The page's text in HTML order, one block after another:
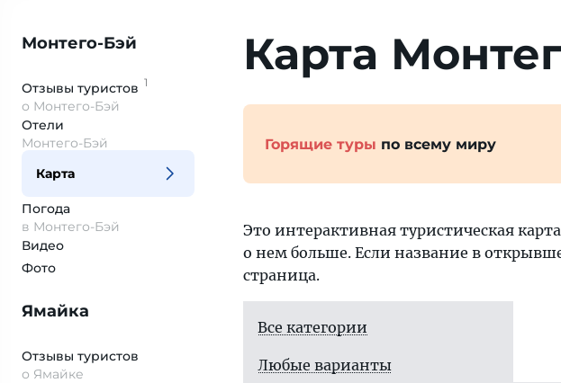
Монтего-Бэй
Отзывы туристов 1
о Монтего-Бэй
Отели
Монтего-Бэй
Карта
Погода
в Монтего-Бэй
Видео
Фото
Ямайка
Отзывы туристов
о Ямайке
Карта
Горящие туры по всему миру
Это интерактивная туристическая
о нем больше. Если название в
страница.
Все категории
Любые варианты